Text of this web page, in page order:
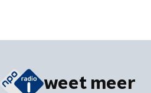
weet meer